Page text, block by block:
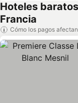
Hoteles
Francia
Cómo los pagos